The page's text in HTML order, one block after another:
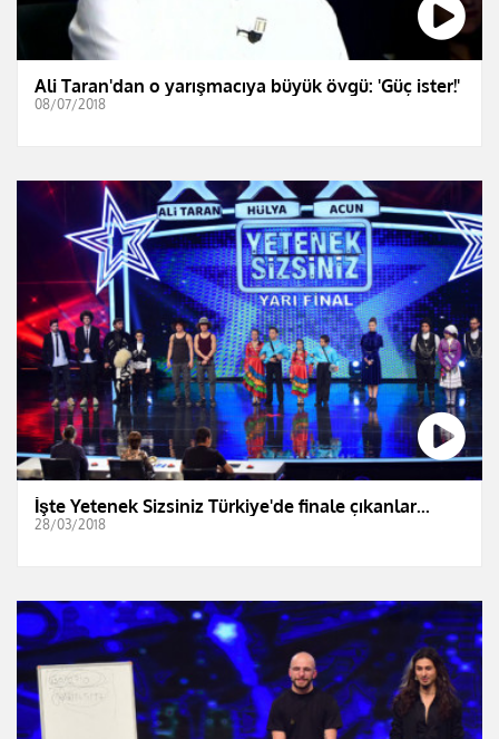
Ali Taran'dan o yarışmacıya büyük övgü: 'Güç ister!'
08/07/2018
İşte Yetenek Sizsiniz Türkiye'de finale çıkanlar...
28/03/2018